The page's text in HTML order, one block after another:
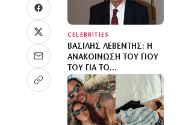
CELEBRITIES
ΒΑΣΊΛΗΣ ΛΕΒΈΝΤΗΣ: Η
ΑΝΑΚΟΊΝΩΣΗ ΤΟΥ ΓΙΟΥ
ΤΟΥ ΓΙΑ ΤΟ
ΜΝΗΜΌΣΥΝΟ 40
ΗΜΈΡΕΣ ΜΕΤΆ ΤΗΝ
ΑΠΏΛΕΙΆ ΤΟΥ